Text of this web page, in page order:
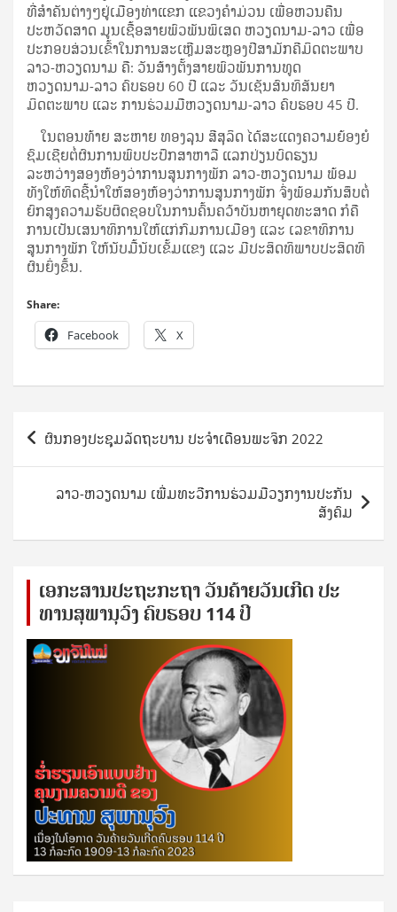
ທີ່ສໍາຄັນຕ່າງໆຢູ່ເມືອງທ່າແຂກ ແຂວງຄໍາມ່ວນ ເພື່ອຫວນຄືນ
ປະຫວັດສາດ ມູນເຊື້ອສາຍພົວພັນພິເສດ ຫວຽດນາມ-ລາວ ເພື່ອ
ປະກອບສ່ວນເຂົ້າໃນການສະເຫຼີມສະຫຼອງປີສາມັກຄີມິດຕະພາບ
ລາວ-ຫວຽດນາມ ຄື: ວັນສ້າງຕັ້ງສາຍພົວພັນການທູດ
ຫວຽດນາມ-ລາວ ຄົບຮອບ 60 ປີ ແລະ ວັນເຊັນສົນທິສັນຍາ
ມິດຕະພາບ ແລະ ການຮ່ວມມືຫວຽດນາມ-ລາວ ຄົບຮອບ 45 ປີ.
ໃນຕອນທ້າຍ ສະຫາຍ ທອງລຸນ ສີສຸລິດ ໄດ້ສະແດງຄວາມຍ້ອງຍໍ
ຊົມເຊີຍຕໍ່ຜົນການພົບປະປຶກສາຫາລື ແລກປ່ຽນບົດຮຽນ
ລະຫວ່າງສອງຫ້ອງວ່າການສູນກາງພັກ ລາວ-ຫວຽດນາມ ພ້ອມ
ທັງໃຫ້ທິດຊີ້ນຳໃຫ້ສອງຫ້ອງວ່າການສູນກາງພັກ ຈົ່ງພ້ອມກັນສຶບຕໍ່
ຍົກສູງຄວາມຮັບຜິດຊອບໃນການຄົ້ນຄວ້າບັນຫາຍຸດທະສາດ ກໍຄື
ການເປັນເສນາທິການໃຫ້ແກ່ກົມການເມືອງ ແລະ ເລຂາທິການ
ສູນກາງພັກ ໃຫ້ນັບມື້ນັບເຂັ້ມແຂງ ແລະ ມີປະສິດທິພາບປະສິດທິ
ຜົນຍິ່ງຂຶ້ນ.
Share:
Facebook X
Post
navigation
ຜົນກອງປະຊຸມລັດຖະບານ ປະຈໍາເດືອນພະຈິກ 2022
ລາວ-ຫວຽດນາມ ເພີ່ມທະວີການຮ່ວມມືວຽກງານປະກັນ
ສັງຄົມ
ເອ​ກະ​ສານ​ປະ​ຖະ​ກະ​ຖ​າ ວັນ​ຄ້າຍ​ວັນ​ເກີດ ປ​ະ​
ທານ​ສຸ​ພາ​ນຸ​ວົງ ຄົບ​ຮອບ 114 ປີ